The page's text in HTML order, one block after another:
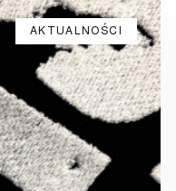
AKTUALNOŚCI